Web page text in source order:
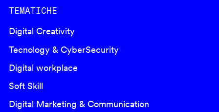
TEMATICHE
Digital Creativity
Tecnology & CyberSecurity
Digital workplace
Soft Skill
Digital Marketing & Communication